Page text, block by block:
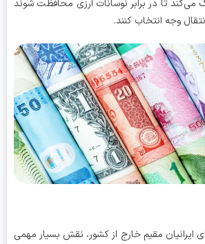
تا در برابر نوسانات ارزی محافظت شوند
انتخاب کنند.
مقیم خارج از کشور، نقش بسیار مهمی